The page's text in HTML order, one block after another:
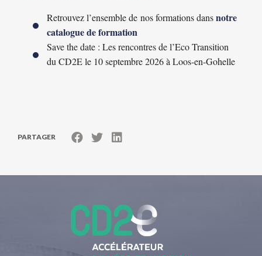
Retrouvez l’ensemble de nos formations dansnotre
catalogue de formation
Save the date : Les rencontres de l’Eco Transition
du CD2E le 10 septembre 2026 à Loos-en-Gohelle
PARTAGER